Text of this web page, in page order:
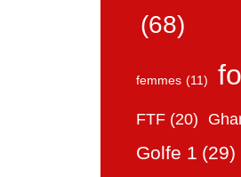
(68)
femmes (11)
FTF (20)
Golfe 1 (29)